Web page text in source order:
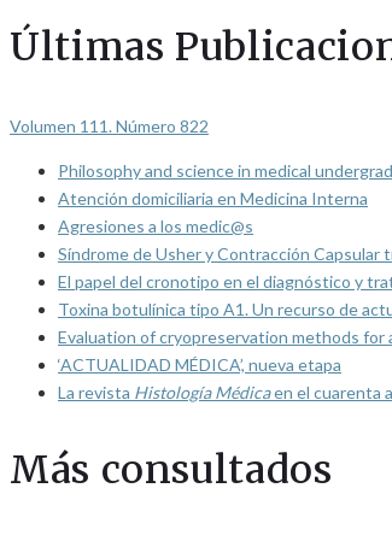
Últimas
Volumen 111. Número 822
Philosophy and science in medical
Atención domiciliaria en Medicina Interna
Agresiones a los medic@s
Síndrome de Usher y Contracción Capsular
El papel del cronotipo en el diagnóstico y
Toxina botulínica tipo A1. Un recurso de
Evaluation of cryopreservation methods for
‘ACTUALIDAD MÉDICA’, nueva etapa
La revista Histología Médicaen el cuarenta
Más consultados